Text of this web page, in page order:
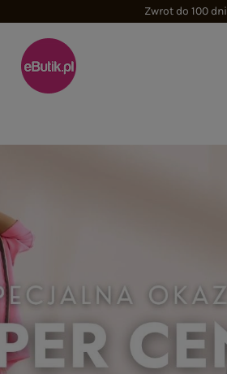
Zwrot do 100 dni